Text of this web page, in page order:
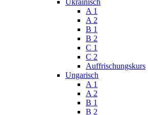
Ukrainisch
A 1
A 2
B 1
B 2
C 1
C 2
Auffrischungskurs
Ungarisch
A 1
A 2
B 1
B 2